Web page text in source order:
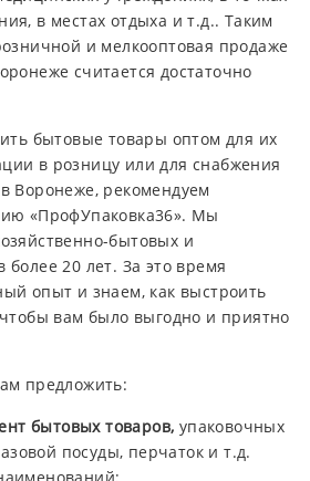
в местах отдыха и т.д.. Таким
и мелкооптовая продаже
считается достаточно
бытовые товары оптом для их
в розницу или для снабжения
Воронеже, рекомендуем
«ПрофУпаковка36». Мы
бытовых и
более 20 лет. За это время
опыт и знаем, как выстроить
вам было выгодно и приятно
предложить:
бытовых товаров, упаковочных
посуды, перчаток и т.д.